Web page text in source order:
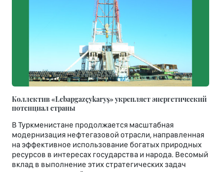
Коллектив «Lebapgazçykaryş» укрепляет энергетический
потенциал страны
В Туркменистане продолжается масштабная
модернизация нефтегазовой отрасли, направленная
на эффективное использование богатых природных
ресурсов в интересах государства и народа. Весомый
вклад в выполнение этих стратегических задач